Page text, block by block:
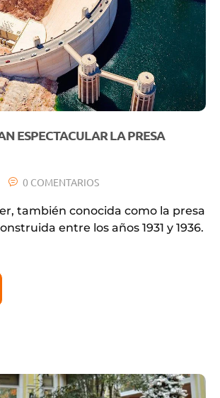
ESPECTACULAR LA PRESA
0 COMENTARIOS
también conocida como la presa
entre los años 1931 y 1936.